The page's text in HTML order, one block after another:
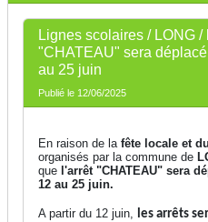
Lignes scolaires / LONG /
"CHATEAU" sera
au 25 juin
Publié le 12/06/2025
En raison de la fête locale et
organisés par la commune de
que l'arrêt "CHATEAU" sera
12 au 25 juin.
A partir du 12 juin,
les arrêts